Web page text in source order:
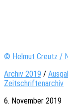
© Helmut Creutz /
Archiv 2019 /
Zeitschriftenarchiv
6. November 2019